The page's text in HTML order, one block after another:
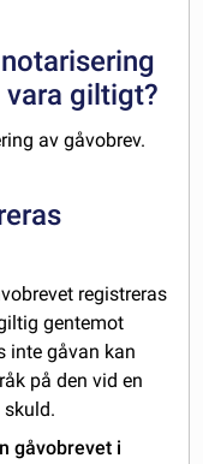
giltigt?
av gåvobrev.
registreras
gentemot
inte gåvan kan
på den vid en
skuld.
gåvobrevet i